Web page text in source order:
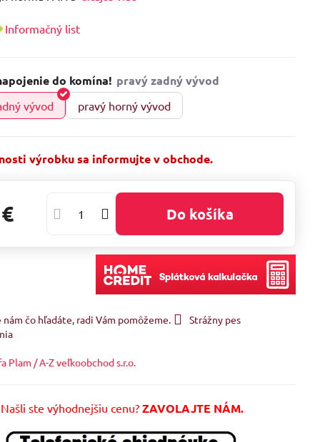
Informačný list
do komína!
vývod pravý horný vývod
výrobku sa informujte v obchode.
Do košíka
nám čo hľadáte, radi Vám pomôžeme.
Strážny pes
Plam / A-Z veľkoobchod s.r.o.
Našli ste výhodnejšiu cenu? ZAVOLAJTE NÁM.